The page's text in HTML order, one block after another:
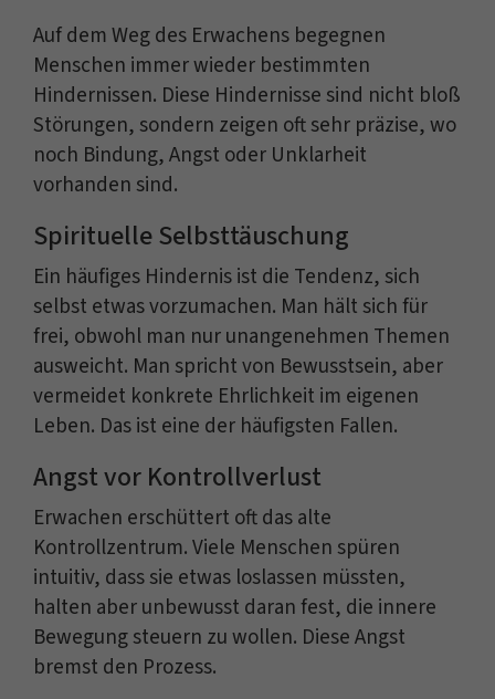
Auf dem Weg des Erwachens begegnen
Menschen immer wieder bestimmten
Hindernissen. Diese Hindernisse sind nicht bloß
Störungen, sondern zeigen oft sehr präzise, wo
noch Bindung, Angst oder Unklarheit
vorhanden sind.
Spirituelle Selbsttäuschung
Ein häufiges Hindernis ist die Tendenz, sich
selbst etwas vorzumachen. Man hält sich für
frei, obwohl man nur unangenehmen Themen
ausweicht. Man spricht von Bewusstsein, aber
vermeidet konkrete Ehrlichkeit im eigenen
Leben. Das ist eine der häufigsten Fallen.
Angst vor Kontrollverlust
Erwachen erschüttert oft das alte
Kontrollzentrum. Viele Menschen spüren
intuitiv, dass sie etwas loslassen müssten,
halten aber unbewusst daran fest, die innere
Bewegung steuern zu wollen. Diese Angst
bremst den Prozess.